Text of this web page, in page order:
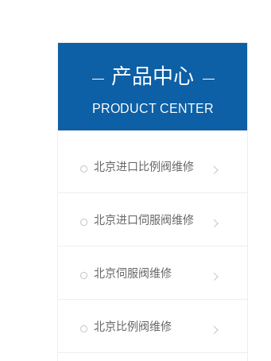
产品中心
PRODUCT CENTER
北京进口比例阀维修
北京进口伺服阀维修
北京伺服阀维修
北京比例阀维修